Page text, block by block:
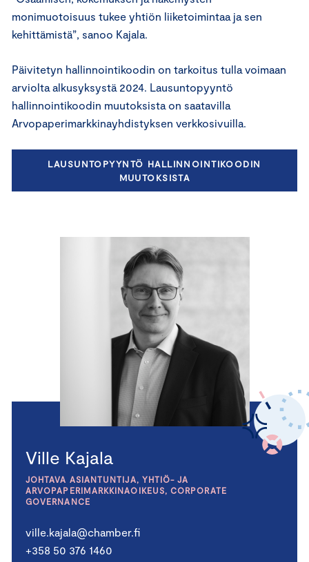
monimuotoisuus tukee yhtiön liiketoimintaa ja sen
kehittämistä”, sanoo Kajala.
Päivitetyn hallinnointikoodin on tarkoitus tulla voimaan
arviolta alkusyksystä 2024. Lausuntopyyntö
hallinnointikoodin muutoksista on saatavilla
Arvopaperimarkkinayhdistyksen verkkosivuilla.
LAUSUNTOPYYNTÖ HALLINNOINTIKOODIN
MUUTOKSISTA
Ville Kajala
JOHTAVA ASIANTUNTIJA, YHTIÖ- JA
ARVOPAPERIMARKKINAOIKEUS, CORPORATE
GOVERNANCE
ville.kajala@chamber.fi
+358 50 376 1460